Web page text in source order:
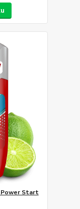
Start